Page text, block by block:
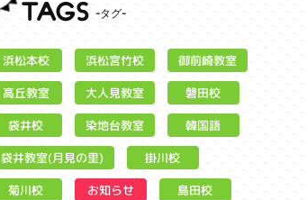
TAGS
浜松本校 浜松宮竹校 御前崎教室
高丘教室 大人見教室
磐田校
袋井校
染地台教室 韓国語
袋井教室(月見の里)
掛川校
菊川校
お知らせ 島田校